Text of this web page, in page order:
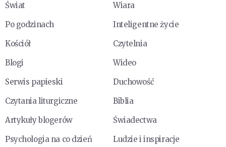
Świat
Wiara
Po godzinach
Inteligentne życie
Kościół
Czytelnia
Blogi
Wideo
Serwis papieski
Duchowość
Czytania liturgiczne
Biblia
Artykuły blogerów
Świadectwa
Psychologia na co dzień
Ludzie i inspiracje